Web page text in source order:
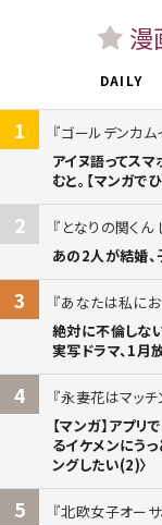
漫
DAILY
1
ゴールデンカム
アイヌ語ってス
むと。【マンガで
2
となりの関くん
あの2人が結婚、
3
あなたは私に
絶対に不倫しな
実写ドラマ、1月
4
永妻花はマッチ
【マンガ】アプ
るイケメンにうっ
ングしたい(2)〉
5
北欧女子オーサ